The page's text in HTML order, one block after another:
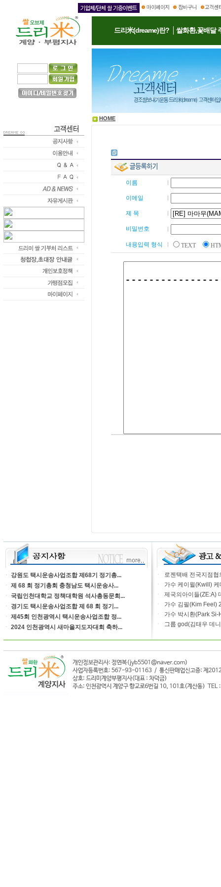
드리米(dreame)란? 쌀화환,꽃배달
HOME
이름
이메일
제 목
비밀번호
내용입력 형식 TEXT
ㆍ 강원도 택시운송사업조합 제68기 정기총...
ㆍ 제 68 회 정기총회 충청남도 택시운송사...
ㆍ 국립인천대학교 정책대학원 석사총동문회...
ㆍ 경기도 택시운송사업조합 제 68 회 정기...
ㆍ 제45회 인천광역시 택시운송사업조합 정...
ㆍ 2024 인천광역시 새마을지도자대회 축하...
ㆍ
로젠택배 전국지점
ㆍ
가수 케이윌(Kwill)
ㆍ
제국의아이들(ZE:A)
ㆍ
가수 김필(Kim Feel)
ㆍ
가수 박시환(Park Si-
ㆍ
그룹 god(김태우 데